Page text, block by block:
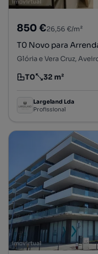
850 €26,56 €/m²
T0 Novo para
Glória e Vera Cruz,
Tipologia
T0
Preço por metro
32 m²
Largeland Lda
Profissional